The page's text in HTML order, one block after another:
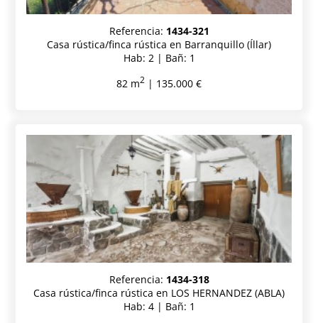
Referencia: 1434-321
Casa rústica/finca rústica en Barranquillo (Íllar)
Hab: 2 | Bañ: 1
82 m2 | 135.000 €
Referencia: 1434-318
Casa rústica/finca rústica en LOS HERNANDEZ (ABLA)
Hab: 4 | Bañ: 1